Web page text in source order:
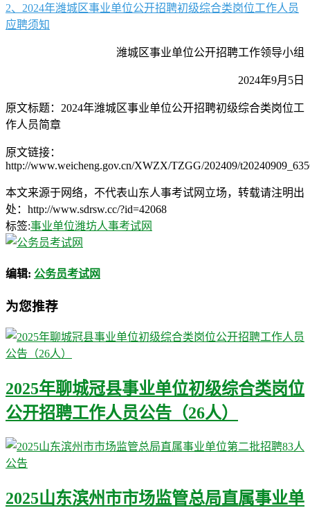
2、2024年潍城区事业单位公开招聘初级综合类岗位工作人员
应聘须知
潍城区事业单位公开招聘工作领导小组
2024年9月5日
原文标题：2024年潍城区事业单位公开招聘初级综合类岗位工
作人员简章
原文链接：
http://www.weicheng.gov.cn/XWZX/TZGG/202409/
本文来源于网络，不代表山东人事考试网立场，转载请注明出
处：http://www.sdrsw.cc/?id=42068
标签:事业单位潍坊人事考试网
编辑: 公务员考试网
为您推荐
2025年聊城冠县事业单位初级综合类岗位
公开招聘工作人员公告（26人）
2025山东滨州市市场监管总局直属事业单